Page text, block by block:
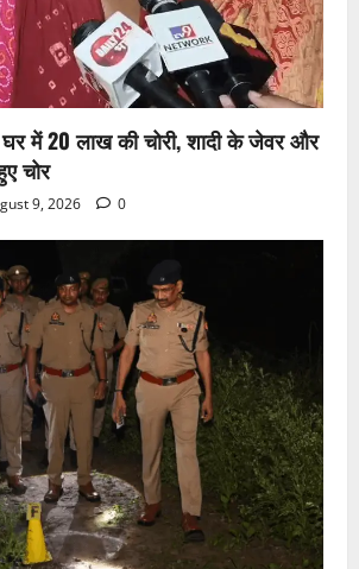
में 20 लाख की चोरी, शादी के जेवर और
चोर
9, 2026 0